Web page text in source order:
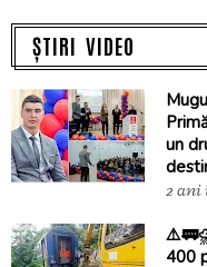
ȘTIRI VIDEO
un
2
400